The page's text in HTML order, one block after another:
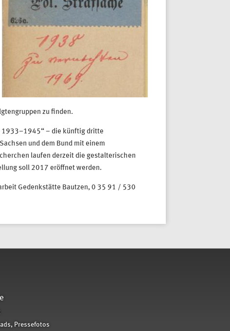
zu finden.
1933–1945“ – die künftig dritte
und dem Bund mit einem
laufen derzeit die gestalterischen
soll 2017 eröffnet werden.
Gedenkstätte Bautzen, 0 35 91 / 530
Pressefotos